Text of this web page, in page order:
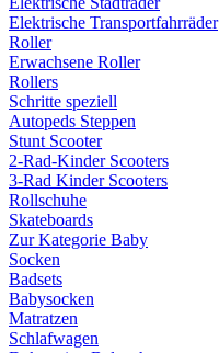
Elektrische Transportfahrräder
Roller
Erwachsene Roller
Rollers
Schritte speziell
Autopeds Steppen
Stunt Scooter
2-Rad-Kinder Scooters
3-Rad Kinder Scooters
Rollschuhe
Skateboards
Zur Kategorie Baby
Socken
Badsets
Babysocken
Matratzen
Schlafwagen